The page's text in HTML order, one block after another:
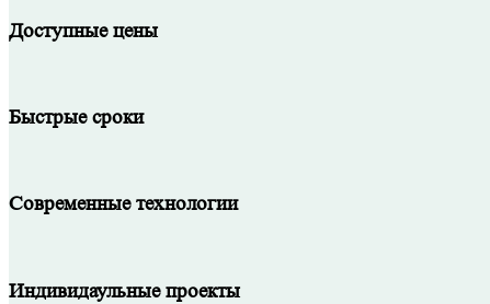
Доступные цены
Быстрые сроки
Современные технологии
Индивидаульные проекты